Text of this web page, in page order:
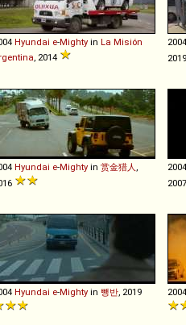
Hyundai e-Mighty in La Misión
, 2014
2004
2019
Hyundai e-Mighty in 赏金猎人 2004
2007
Hyundai e-Mighty in 뺑반 , 2019 2004